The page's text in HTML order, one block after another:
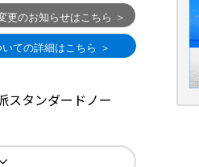
スタンダードノー